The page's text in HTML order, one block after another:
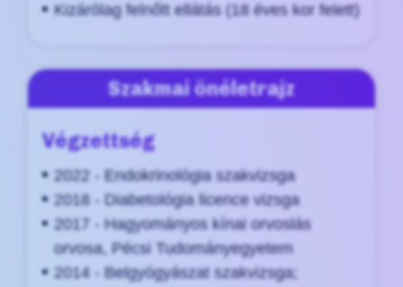
Kizárólag felnőtt ellátás (18 éves kor felett)
Szakmai önéletrajz
Végzettség
2022 - Endokrinológia szakvizsga
2018 - Diabetológia licence vizsga
2017 - Hagyományos kínai orvoslás
orvosa, Pécsi Tudományegyetem
2014 - Belgyógyászat szakvizsga;